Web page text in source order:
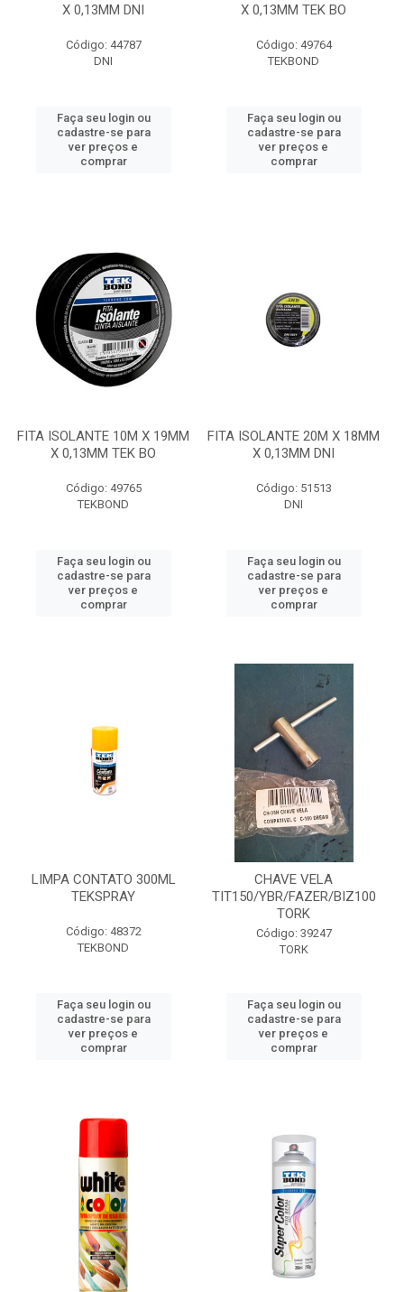
X 0,13MM DNI
Código: 44787
DNI
Faça seu login ou
cadastre-se para
ver preços e
comprar
X 0,13MM TEK BO
Código: 49764
TEKBOND
Faça seu login ou
cadastre-se para
ver preços e
comprar
FITA ISOLANTE 10M X 19MM
X 0,13MM TEK BO
Código: 49765
TEKBOND
Faça seu login ou
cadastre-se para
ver preços e
comprar
FITA ISOLANTE 20M X 18MM
X 0,13MM DNI
Código: 51513
DNI
Faça seu login ou
cadastre-se para
ver preços e
comprar
LIMPA CONTATO 300ML
TEKSPRAY
Código: 48372
TEKBOND
Faça seu login ou
cadastre-se para
ver preços e
comprar
CHAVE VELA
TIT150/YBR/FAZER/BIZ100
TORK
Código: 39247
TORK
Faça seu login ou
cadastre-se para
ver preços e
comprar